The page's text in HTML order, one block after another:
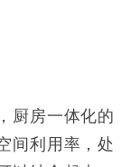
厨房一体化的
间利用率，处